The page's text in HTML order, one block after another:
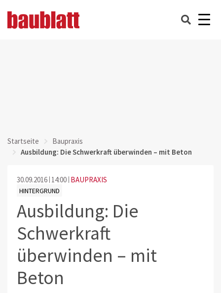
Startseite
Baupraxis
Ausbildung: Die Schwerkraft überwinden – mit Beton
30.09.2016 14:00 BAUPRAXIS
HINTERGRUND
Ausbildung: Die
Schwerkraft
überwinden – mit
Beton